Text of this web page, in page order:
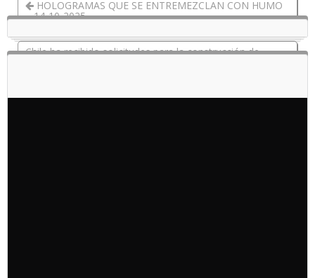
HOLOGRAMAS QUE SE ENTREMEZCLAN CON HUMO
– 14-10-2025
Chile ha recibido solicitudes para la construcción de